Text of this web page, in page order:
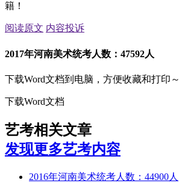
籍！
阅读原文 内容投诉
2017年河南美术统考人数：47592人
下载Word文档到电脑，方便收藏和打印～
下载Word文档
艺考相关文章
发现更多艺考内容
2016年河南美术统考人数：44900人